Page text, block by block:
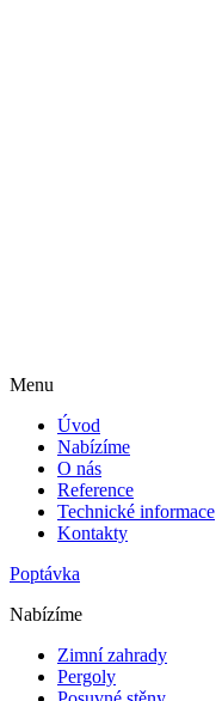
Menu
Úvod
Nabízíme
O nás
Reference
Technické informace
Kontakty
Poptávka
Nabízíme
Zimní zahrady
Pergoly